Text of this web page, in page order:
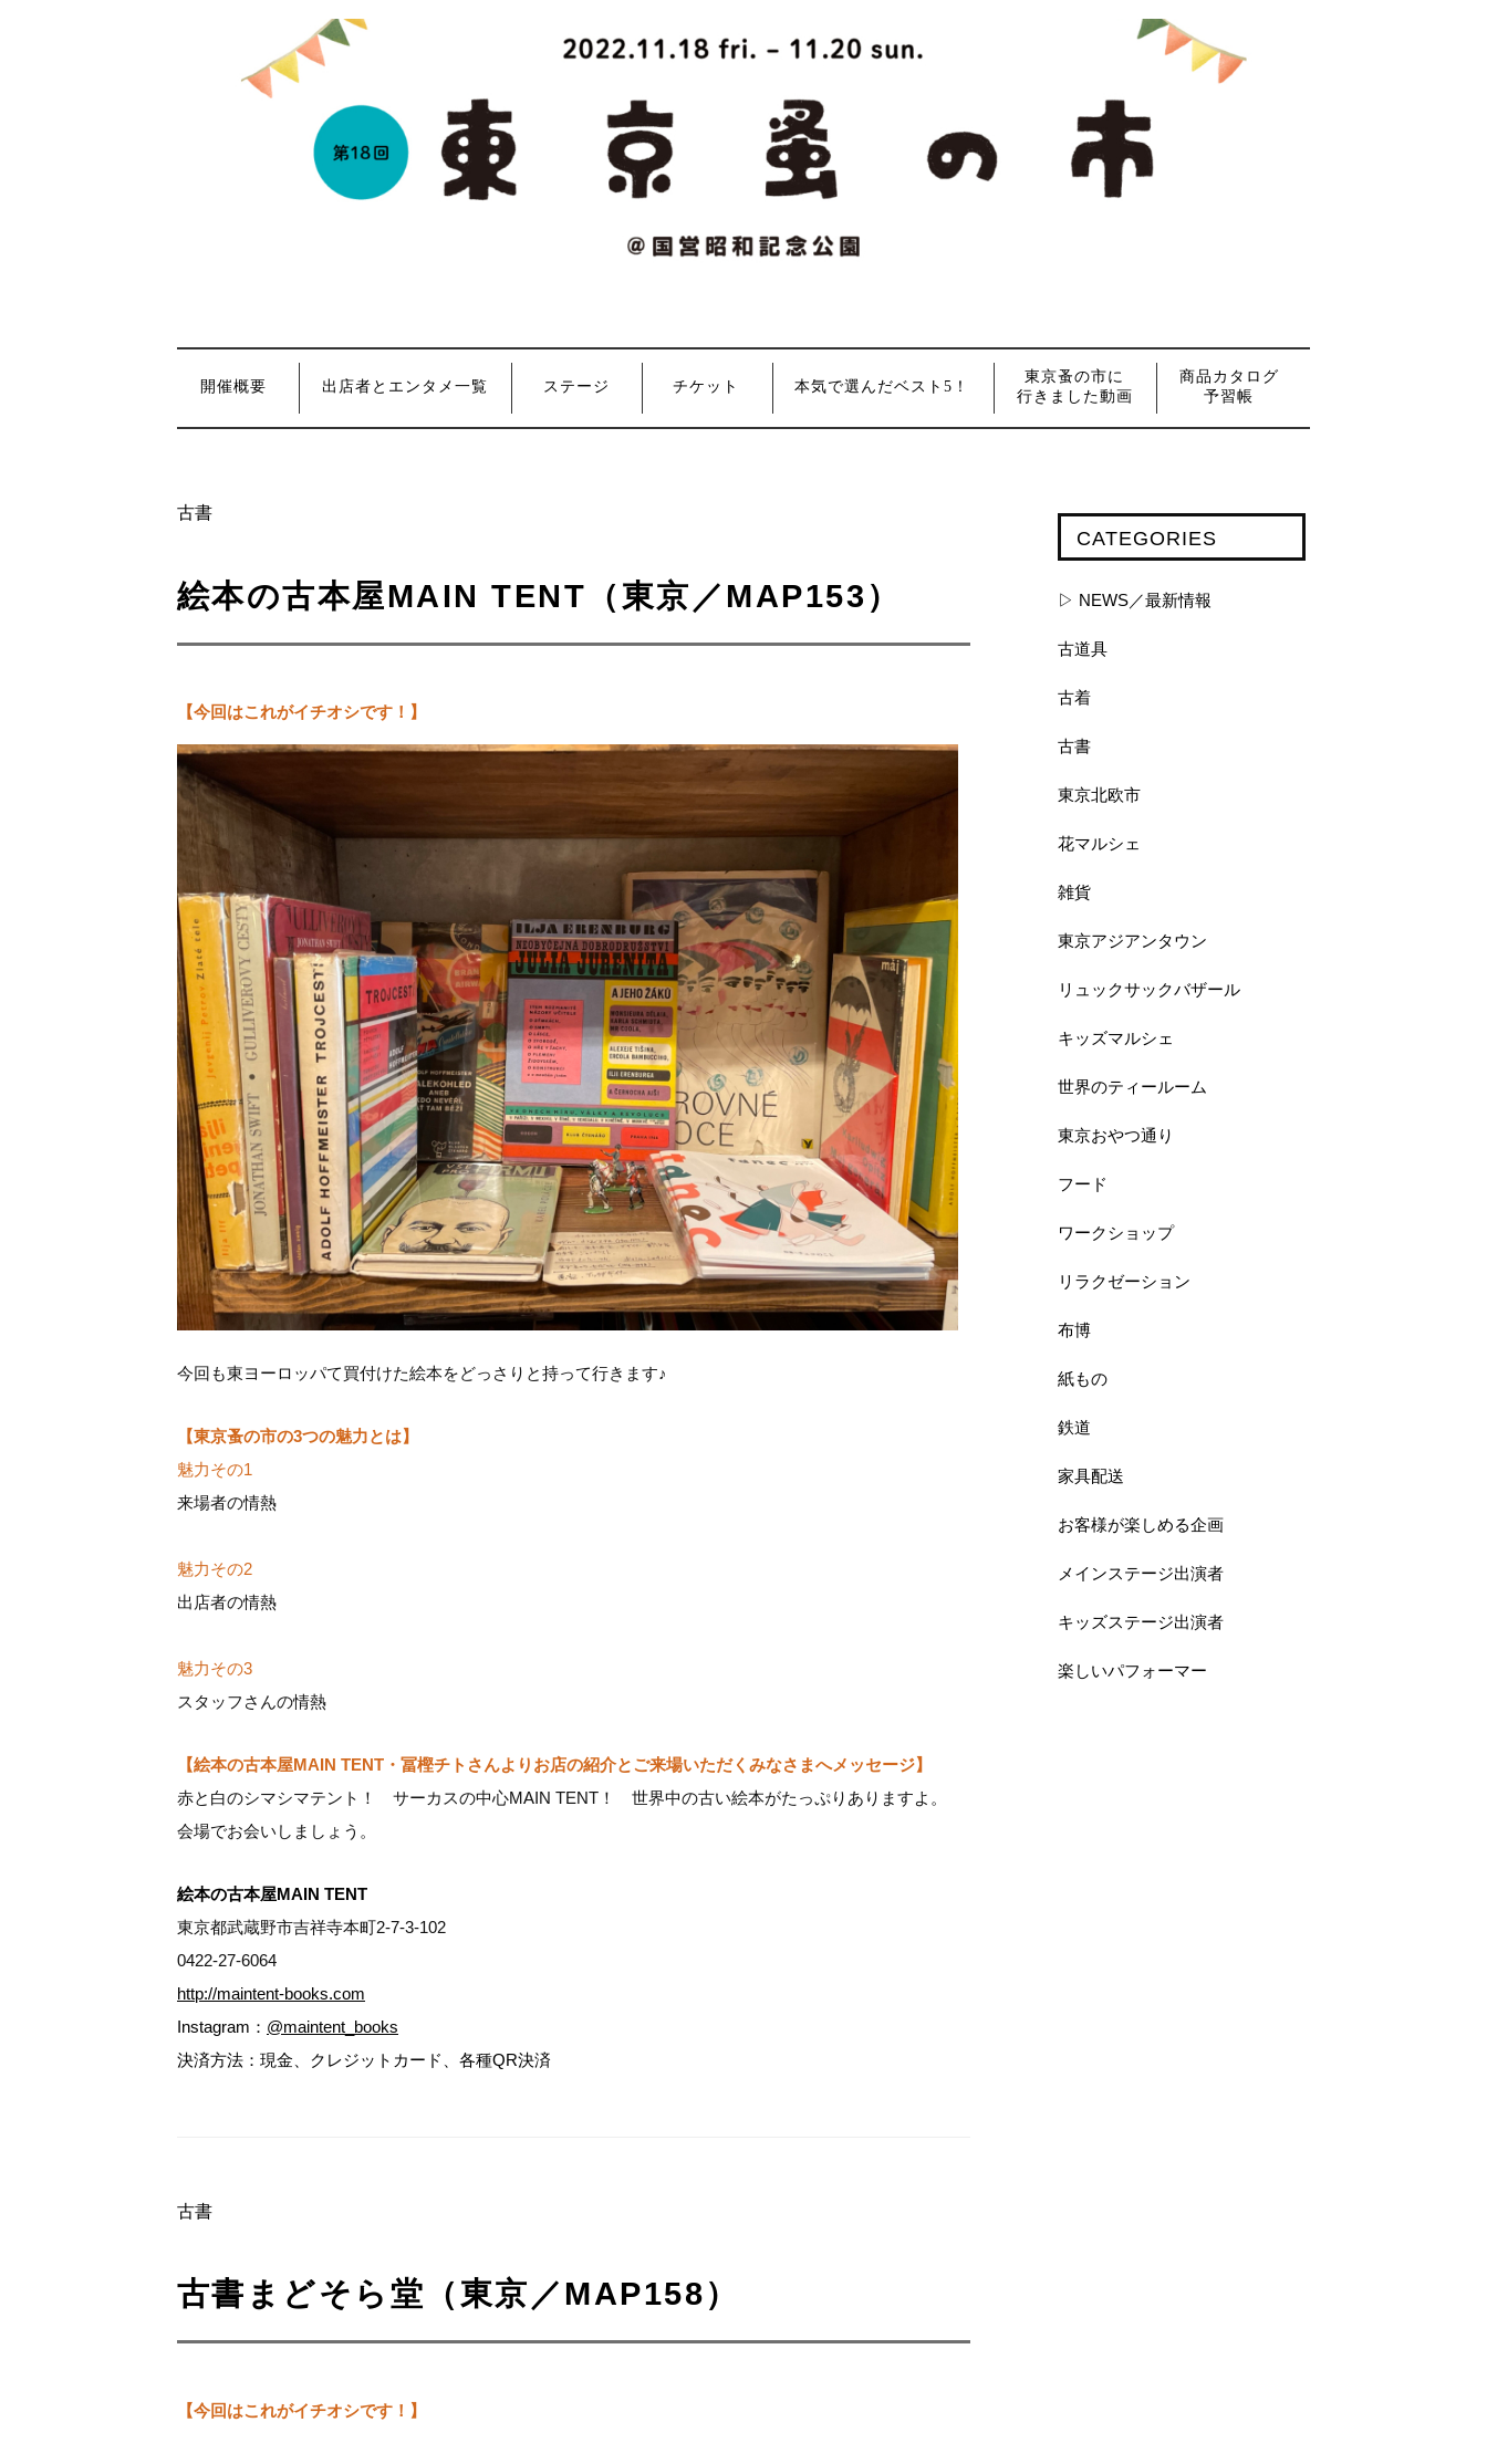
開催概要 出店者とエンタメ一覧 ステージ チケット 本気で選んだベスト5！
東京蚤の市に
行きました動画
商品カタログ
予習帳
古書
絵本の古本屋MAIN TENT（東京／MAP153）
【今回はこれがイチオシです！】
今回も東ヨーロッパて買付けた絵本をどっさりと持って行きます♪
【東京蚤の市の3つの魅力とは】
魅力その1
来場者の情熱
魅力その2
出店者の情熱
魅力その3
スタッフさんの情熱
【絵本の古本屋MAIN TENT・冨樫チトさんよりお店の紹介とご来場いただくみなさまへメッセージ】
赤と白のシマシマテント！ サーカスの中心MAIN TENT！ 世界中の古い絵本がたっぷりありますよ。
会場でお会いしましょう。
絵本の古本屋MAIN TENT
東京都武蔵野市吉祥寺本町2-7-3-102
0422-27-6064
http://maintent-books.com
Instagram： @maintent_books
決済方法：現金、クレジットカード、各種QR決済
古書
古書まどそら堂（東京／MAP158）
【今回はこれがイチオシです！】
CATEGORIES
▷ NEWS／最新情報
古道具
古着
古書
東京北欧市
花マルシェ
雑貨
東京アジアンタウン
リュックサックバザール
キッズマルシェ
世界のティールーム
東京おやつ通り
フード
ワークショップ
リラクゼーション
布博
紙もの
鉄道
家具配送
お客様が楽しめる企画
メインステージ出演者
キッズステージ出演者
楽しいパフォーマー